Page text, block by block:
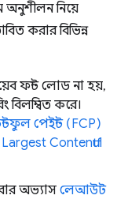
অনুশীলন নিয়ে
করার বিভিন্ন
ফন্ট লোড না হয়,
বিলম্বিত করে।
পেইন্ট (FCP)
Largest Contentful
অভ্যাস লেআউট